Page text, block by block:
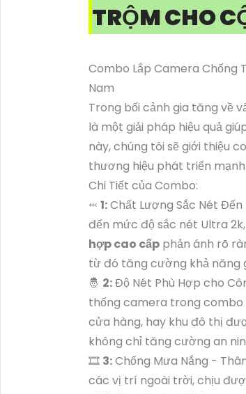
TRỘM CHO
Combo Lắp Camera Chống
Nam
Trong bối cảnh gia tăng về
là một giải pháp hiệu quả
này, chúng tôi sẽ giới thiệu
thương hiệu phát triển
Chi Tiết của Combo:
⬹ 1:Chất Lượng Sắc Nét
đến mức độ sắc nét Ultra
hợp cao cấp phản ánh rõ
từ đó tăng cường khả năng
🤴 2:Độ Nét Phù Hợp cho
thống camera trong
cửa hàng, hay khu đô thị
không chỉ tăng cường an
🎞 3:Chống Mưa Nắng -
các vị trí ngoài trời, chịu